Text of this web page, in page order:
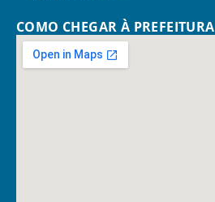
COMO CHEGAR À PREFEITURA